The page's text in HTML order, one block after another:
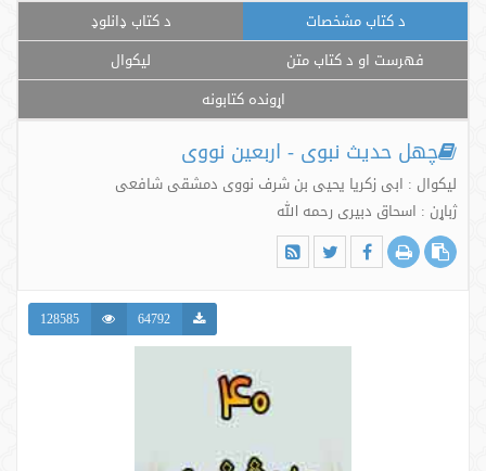
د کتاب مشخصات
د کتاب ډانلوډ
فهرست او د کتاب متن
لیکوال
اړونده کتابونه
چهل حدیث نبوی - اربعین نووی
لیکوال : ابی زکریا یحیی بن شرف نووی دمشقی شافعی
ژباړن : اسحاق دبیری رحمه الله
64792
128585